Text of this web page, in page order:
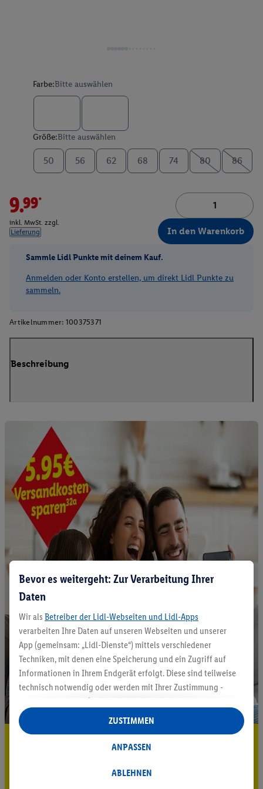
Farbe:Bitte auswählen
Größe:Bitte auswählen
50 56 62 68 74 80 86
9.99*
inkl. MwSt. zzgl.
Lieferung
In den Warenkorb
Sammle Lidl Punkte mit deinem Kauf.
Anmelden oder Konto erstellen, um direkt Lidl Punkte zu
sammeln.
Artikelnummer: 100375371
Beschreibung
5.95 € Versand sparen³²ᵃ
Bevor es weitergeht: Zur Verarbeitung Ihrer
Daten
Wir als Betreiber der Lidl-Webseiten und Lidl-Apps
verarbeiten Ihre Daten auf unseren Webseiten und unserer
App (gemeinsam: „Lidl-Dienste“) mittels verschiedener
Techniken, mit denen eine Speicherung und ein Zugriff auf
Informationen in Ihrem Endgerät erfolgt. Diese sind teilweise
technisch notwendig oder werden mit Ihrer Zustimmung -
auch durch Partner (u.a.
Verantwortliche; im Zusammenhang mit dem IAB TCF
insgesamt
Statistik-Erstellung oder für personalisierte Werbung
Datenverarbeitungen für personalisierte Werbung werden
ABLEHNEN
ANPASSEN
ZUSTIMMEN